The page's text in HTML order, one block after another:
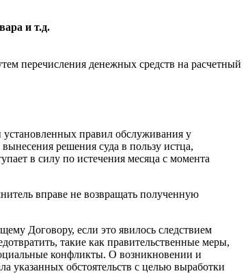
и т.д.
перечисления денежных средств на расчетный
установленных правил обслуживания у
решения суда в пользу истца,
в силу по истечения месяца с момента
вправе не возвращать полученную
Договору, если это явилось следствием
такие как правительственные меры,
конфликты. О возникновении и
указанных обстоятельств с целью выработки